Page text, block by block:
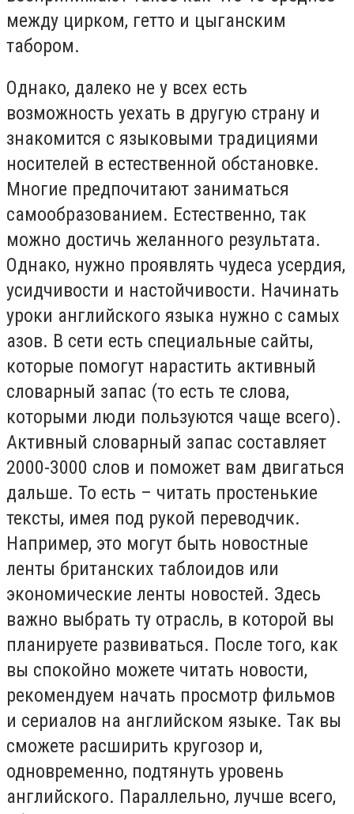
между цирком, гетто и цыганским
табором.
Однако, далеко не у всех есть
возможность уехать в другую страну и
знакомится с языковыми традициями
носителей в естественной обстановке.
Многие предпочитают заниматься
самообразованием. Естественно, так
можно достичь желанного результата.
Однако, нужно проявлять чудеса усердия,
усидчивости и настойчивости. Начинать
уроки английского языка нужно с самых
азов. В сети есть специальные сайты,
которые помогут нарастить активный
словарный запас (то есть те слова,
которыми люди пользуются чаще всего).
Активный словарный запас составляет
2000-3000 слов и поможет вам двигаться
дальше. То есть – читать простенькие
тексты, имея под рукой переводчик.
Например, это могут быть новостные
ленты британских таблоидов или
экономические ленты новостей. Здесь
важно выбрать ту отрасль, в которой вы
планируете развиваться. После того, как
вы спокойно можете читать новости,
рекомендуем начать просмотр фильмов
и сериалов на английском языке. Так вы
сможете расширить кругозор и,
одновременно, подтянуть уровень
английского. Параллельно, лучше всего,